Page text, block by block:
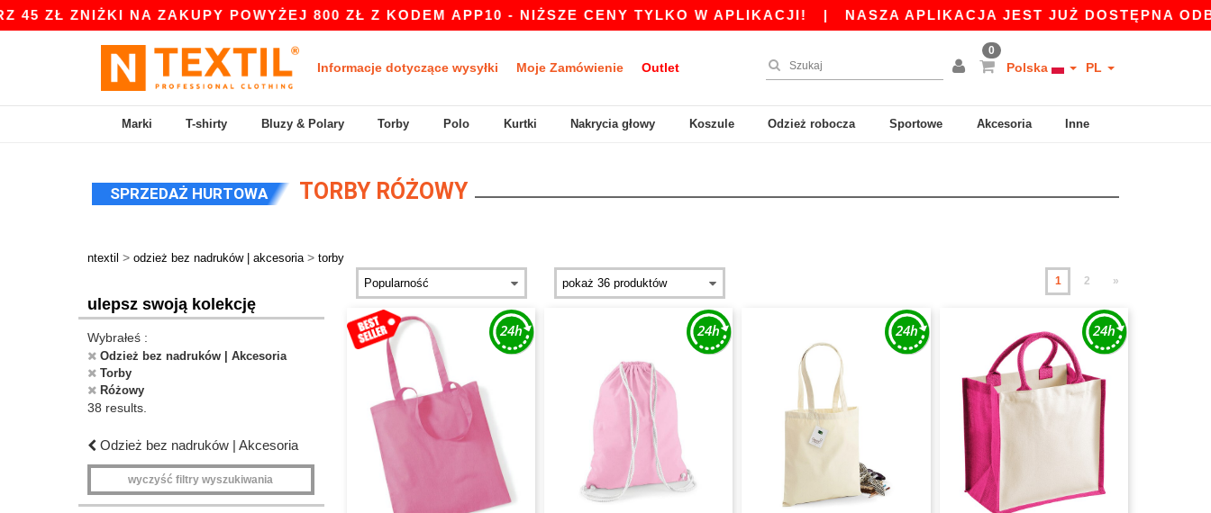
NA ZAKUPY POWYŻEJ 800 ZŁ Z KODEM APP10 - NIŻSZE CENY TYLKO W APLIKACJI!|NASZA APLIKACJA JEST JUŻ DOSTĘPNA ODBIERZ
Informacje dotyczące wysyłki Moje Zamówienie Outlet
0
Polska PL
Marki T-shirty Bluzy & Polary Torby Polo Kurtki Nakrycia głowy Koszule Odzież robocza Sportowe Akcesoria Inne
SPRZEDAŻ HURTOWA TORBY RÓŻOWY
ntextil > odzież bez nadruków | akcesoria > torby
ulepsz swoją kolekcję
Wybrałeś :
Odzież bez nadruków | Akcesoria
Torby
Różowy
38 results.
Odzież bez nadruków | Akcesoria
wyczyść filtry wyszukiwania
1 2 »